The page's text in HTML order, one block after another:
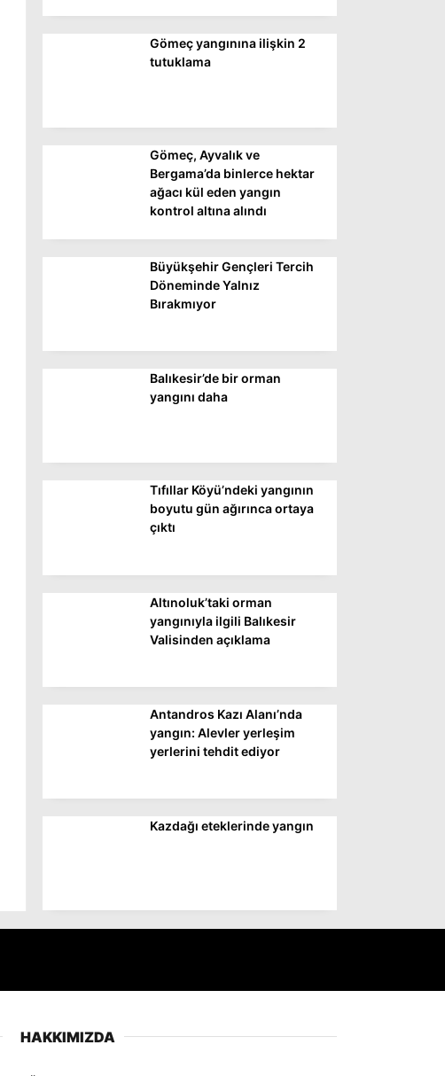
Facebook
Instagram
Youtube
Gömeç yangınına ilişkin 2
tutuklama
Gömeç, Ayvalık ve
Bergama’da binlerce hektar
ağacı kül eden yangın
kontrol altına alındı
Büyükşehir Gençleri Tercih
Döneminde Yalnız
Bırakmıyor
Balıkesir’de bir orman
yangını daha
Tıfıllar Köyü’ndeki yangının
boyutu gün ağırınca ortaya
çıktı
Altınoluk’taki orman
yangınıyla ilgili Balıkesir
Valisinden açıklama
Antandros Kazı Alanı’nda
yangın: Alevler yerleşim
yerlerini tehdit ediyor
Kazdağı eteklerinde yangın
HAKKIMIZDA